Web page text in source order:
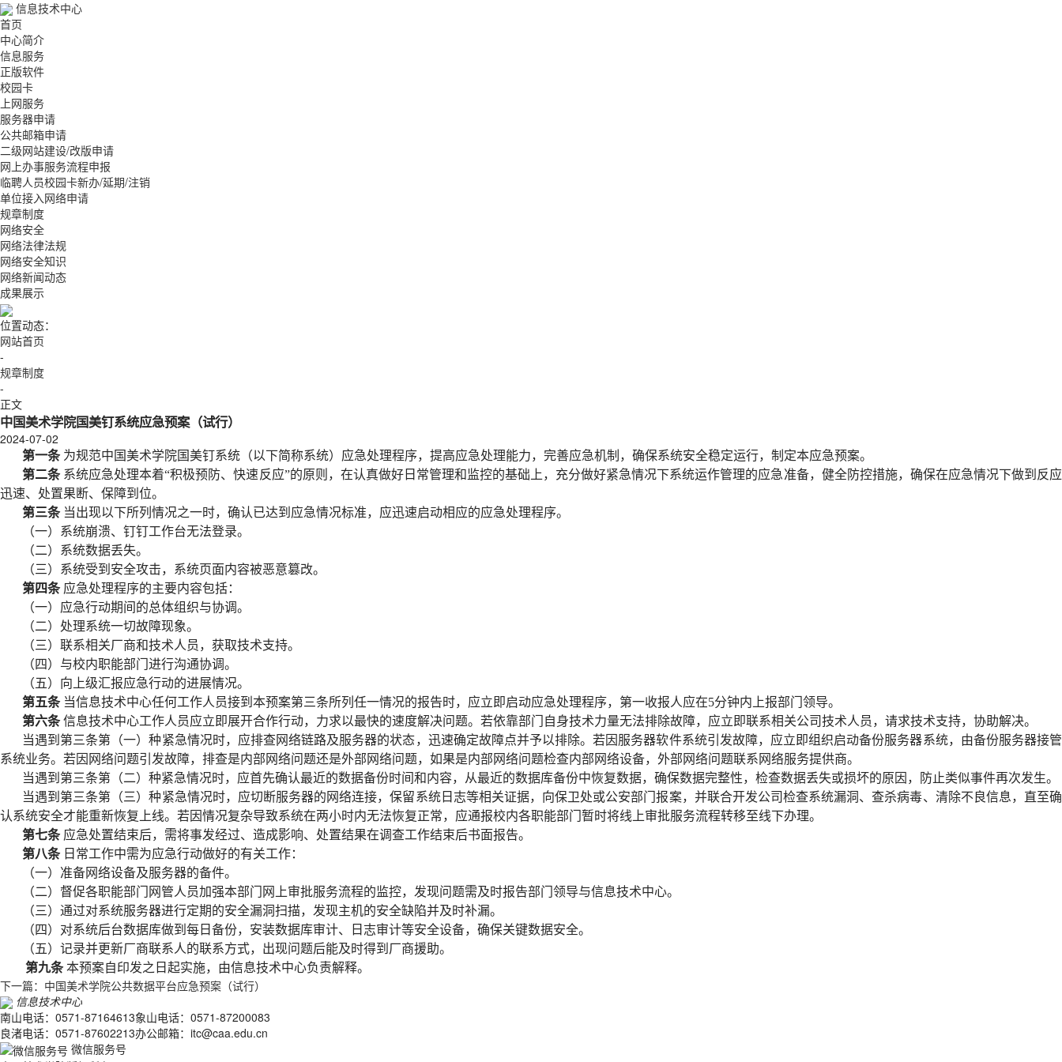
信息技术中心
首页
中心简介
信息服务
正版软件
校园卡
上网服务
服务器申请
公共邮箱申请
二级网站建设/改版申请
网上办事服务流程申报
临聘人员校园卡新办/延期/注销
单位接入网络申请
规章制度
网络安全
网络法律法规
网络安全知识
网络新闻动态
成果展示
位置动态：
网站首页
-
规章制度
-
正文
中国美术学院国美钉系统应急预案（试行）
2024-07-02
第一条 为规范中国美术学院国美钉系统（以下简称系统）应急处理程序，提高应急处理能力，完善应急机制，确保系统安全稳定运行，制定本应急预案。
第二条 系统应急处理本着“积极预防、快速反应”的原则，在认真做好日常管理和监控的基础上，充分做好紧急情况下系统运作管理的应急准备，健全防控措施，确保在应急情况下做到反应
迅速、处置果断、保障到位。
第三条 当出现以下所列情况之一时，确认已达到应急情况标准，应迅速启动相应的应急处理程序。
（一）系统崩溃、钉钉工作台无法登录。
（二）系统数据丢失。
（三）系统受到安全攻击，系统页面内容被恶意篡改。
第四条 应急处理程序的主要内容包括：
（一）应急行动期间的总体组织与协调。
（二）处理系统一切故障现象。
（三）联系相关厂商和技术人员，获取技术支持。
（四）与校内职能部门进行沟通协调。
（五）向上级汇报应急行动的进展情况。
第五条 当信息技术中心任何工作人员接到本预案第三条所列任一情况的报告时，应立即启动应急处理程序，第一收报人应在5分钟内上报部门领导。
第六条 信息技术中心工作人员应立即展开合作行动，力求以最快的速度解决问题。若依靠部门自身技术力量无法排除故障，应立即联系相关公司技术人员，请求技术支持，协助解决。
当遇到第三条第（一）种紧急情况时，应排查网络链路及服务器的状态，迅速确定故障点并予以排除。若因服务器软件系统引发故障，应立即组织启动备份服务器系统，由备份服务器接管
系统业务。若因网络问题引发故障，排查是内部网络问题还是外部网络问题，如果是内部网络问题检查内部网络设备，外部网络问题联系网络服务提供商。
当遇到第三条第（二）种紧急情况时，应首先确认最近的数据备份时间和内容，从最近的数据库备份中恢复数据，确保数据完整性，检查数据丢失或损坏的原因，防止类似事件再次发生。
当遇到第三条第（三）种紧急情况时，应切断服务器的网络连接，保留系统日志等相关证据，向保卫处或公安部门报案，并联合开发公司检查系统漏洞、查杀病毒、清除不良信息，直至确
认系统安全才能重新恢复上线。若因情况复杂导致系统在两小时内无法恢复正常，应通报校内各职能部门暂时将线上审批服务流程转移至线下办理。
第七条 应急处置结束后，需将事发经过、造成影响、处置结果在调查工作结束后书面报告。
第八条 日常工作中需为应急行动做好的有关工作：
（一）准备网络设备及服务器的备件。
（二）督促各职能部门网管人员加强本部门网上审批服务流程的监控，发现问题需及时报告部门领导与信息技术中心。
（三）通过对系统服务器进行定期的安全漏洞扫描，发现主机的安全缺陷并及时补漏。
（四）对系统后台数据库做到每日备份，安装数据库审计、日志审计等安全设备，确保关键数据安全。
（五）记录并更新厂商联系人的联系方式，出现问题后能及时得到厂商援助。
第九条 本预案自印发之日起实施，由信息技术中心负责解释。
下一篇：中国美术学院公共数据平台应急预案（试行）
信息技术中心
南山电话：0571-87164613象山电话：0571-87200083
良渚电话：0571-87602213办公邮箱：itc@caa.edu.cn
微信服务号